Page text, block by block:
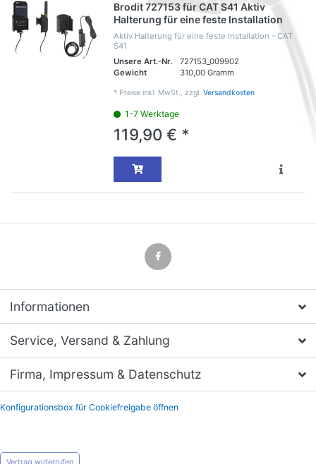
Brodit 727153 für CAT S41 Aktiv
Halterung für eine feste Installation
Aktiv Halterung für eine feste Installation - CAT
S41
Unsere Art.-Nr.
727153_009902
Gewicht
310,00 Gramm
* Preise inkl. MwSt., zzgl. Versandkosten
1-7 Werktage
119,90 € *
Informationen
Service, Versand & Zahlung
Firma, Impressum & Datenschutz
Konfigurationsbox für Cookiefreigabe öffnen